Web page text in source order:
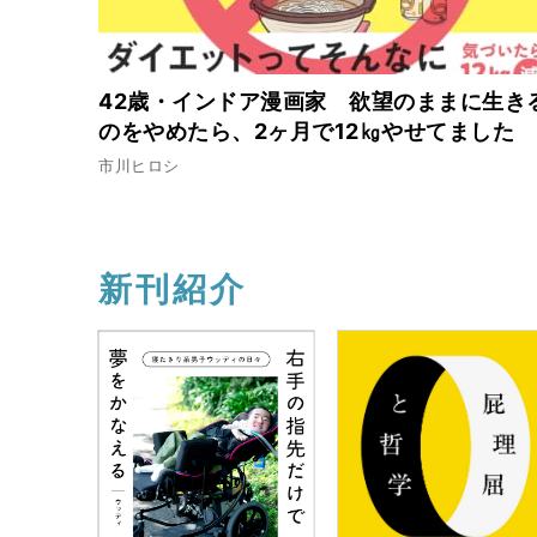
42歳・インドア漫画家 欲望のままに生き
のをやめたら、2ヶ月で12㎏やせてました
市川ヒロシ
新刊紹介